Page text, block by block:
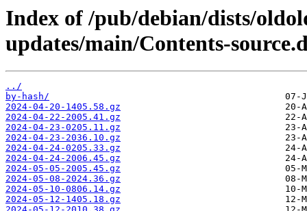
Index of /pub/debian/dists/
updates/main/Contents-
../
by-hash/
2024-04-20-1405.58.gz
2024-04-22-2005.41.gz
2024-04-23-0205.11.gz
2024-04-23-2036.10.gz
2024-04-24-0205.33.gz
2024-04-24-2006.45.gz
2024-05-05-2005.45.gz
2024-05-08-2024.36.gz
2024-05-10-0806.14.gz
2024-05-12-1405.18.gz